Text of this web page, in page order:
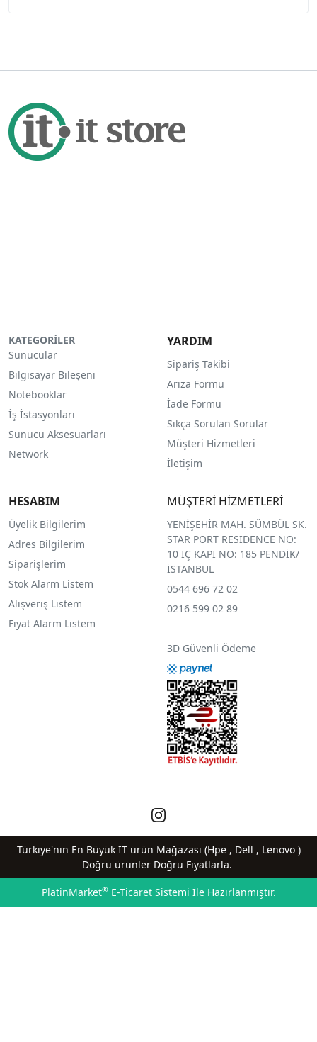
KATEGORİLER
Sunucular
Bilgisayar Bileşeni
Notebooklar
İş İstasyonları
Sunucu Aksesuarları
Network
YARDIM
Sipariş Takibi
Arıza Formu
İade Formu
Sıkça Sorulan Sorular
Müşteri Hizmetleri
İletişim
HESABIM
Üyelik Bilgilerim
Adres Bilgilerim
Siparişlerim
Stok Alarm Listem
Alışveriş Listem
Fiyat Alarm Listem
MÜŞTERİ HİZMETLERİ
YENİŞEHİR MAH. SÜMBÜL SK.
STAR PORT RESIDENCE NO:
10 İÇ KAPI NO: 185 PENDİK/
İSTANBUL
0544 696 72 02
0216 599 02 89
3D Güvenli Ödeme
Türkiye'nin En Büyük IT ürün Mağazası (Hpe , Dell , Lenovo )
Doğru ürünler Doğru Fiyatlarla.
PlatinMarket®E-Ticaret Sistemi İle Hazırlanmıştır.